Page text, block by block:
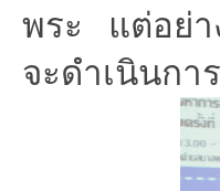
พระ แต่อย่า
จะดำเนินกา